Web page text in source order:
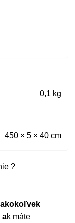
0,1 kg
450 × 5 × 40 cm
?
akokoľvek
ak máte